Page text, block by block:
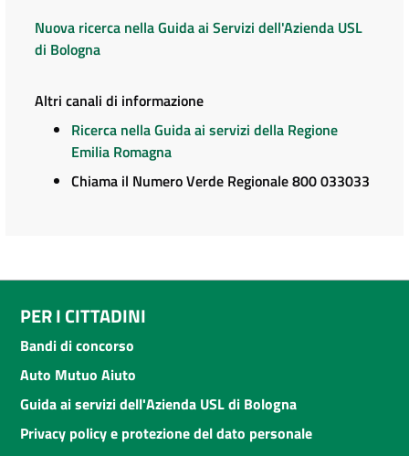
Nuova ricerca nella Guida ai Servizi dell'Azienda USL
di Bologna
Altri canali di informazione
Ricerca nella Guida ai servizi della Regione
Emilia Romagna
Chiama il Numero Verde Regionale 800 033033
PER I CITTADINI
Bandi di concorso
Auto Mutuo Aiuto
Guida ai servizi dell'Azienda USL di Bologna
Privacy policy e protezione del dato personale